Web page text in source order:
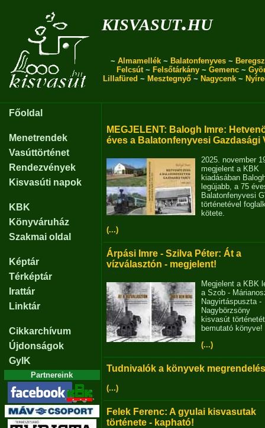
kisvasut.hu
~ Almamellék ~ Balatonfenyves ~
Felcsút~ Felsőtárkány ~ Gemenc ~
Lillafüred ~ Mesztegnyő ~ Nagycenk ~
Főoldal
Menetrendek
Vasúttörténet
Rendezvények
Kisvasúti napok
KBK
Könyváruház
Szakmai oldal
Képtár
Térképtár
Irattár
Linktár
Cikkarchívum
Újdonságok
GyIK
Partnereink
MEGJELENT: Balogh Imre:
éves a Balatonfenyvesi Gazdasági
2025. november
megjelent a KBK
kiadásában
legújabb, a 75
Balatonfenyvesi
történetével
kötete.
(...)
Árpási Imre - Szilva Péter: Át a
vízválasztón - megjelent!
Megjelent a KBK
a Szob -
Nagyirtáspuszta -
Nagybörzsöny
kisvasút történetét
bemutató könyve!
(...)
Tudnivalók a könyvek
(...)
Felek Ferenc: A gyulai kisvasutak
története - kapható!